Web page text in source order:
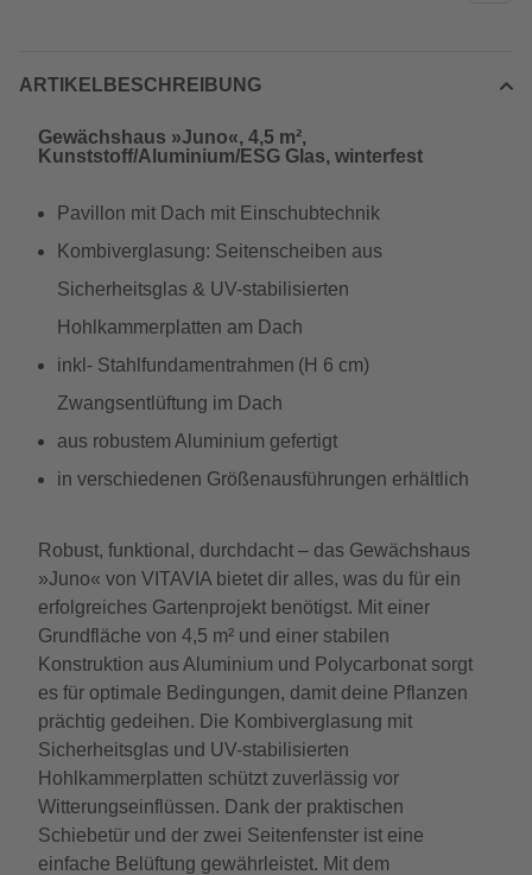
ARTIKELBESCHREIBUNG
Gewächshaus »Juno«, 4,5 m²,
Kunststoff/Aluminium/ESG Glas, winterfest
Pavillon mit Dach mit Einschubtechnik
Kombiverglasung: Seitenscheiben aus
Sicherheitsglas & UV-stabilisierten
Hohlkammerplatten am Dach
inkl- Stahlfundamentrahmen (H 6 cm)
Zwangsentlüftung im Dach
aus robustem Aluminium gefertigt
in verschiedenen Größenausführungen erhältlich
Robust, funktional, durchdacht – das Gewächshaus
»Juno« von VITAVIA bietet dir alles, was du für ein
erfolgreiches Gartenprojekt benötigst. Mit einer
Grundfläche von 4,5 m² und einer stabilen
Konstruktion aus Aluminium und Polycarbonat sorgt
es für optimale Bedingungen, damit deine Pflanzen
prächtig gedeihen. Die Kombiverglasung mit
Sicherheitsglas und UV-stabilisierten
Hohlkammerplatten schützt zuverlässig vor
Witterungseinflüssen. Dank der praktischen
Schiebetür und der zwei Seitenfenster ist eine
einfache Belüftung gewährleistet. Mit dem